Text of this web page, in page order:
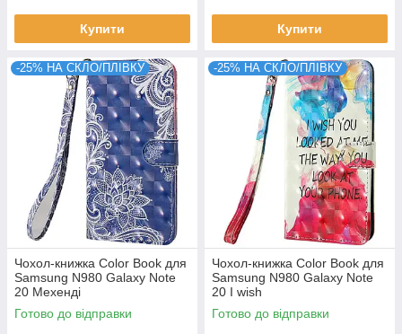
Купити Купити
-25% НА СКЛО/ПЛІВКУ
Чохол-книжка Color Book для
Samsung N980 Galaxy Note
20 Мехенді
Готово до відправки
-25% НА СКЛО/ПЛІВКУ
Чохол-книжка Color Book для
Samsung N980 Galaxy Note
20 I wish
Готово до відправки